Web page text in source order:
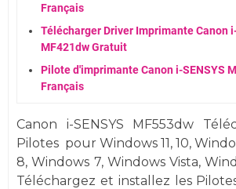
Français
Télécharger Driver Imprimante Canon
MF421dw Gratuit
Pilote d'imprimante Canon i-SENSYS
Français
Canon i-SENSYS MF553dw
Pilotes pour Windows 11, 10,
8, Windows 7, WindowsVista,
Téléchargez et installez les